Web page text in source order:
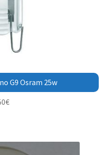
G9 Osram 25w
€